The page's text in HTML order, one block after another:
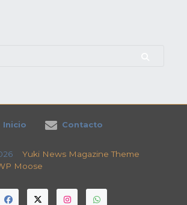
Inicio Contacto
Yuki News Magazine Theme
Moose